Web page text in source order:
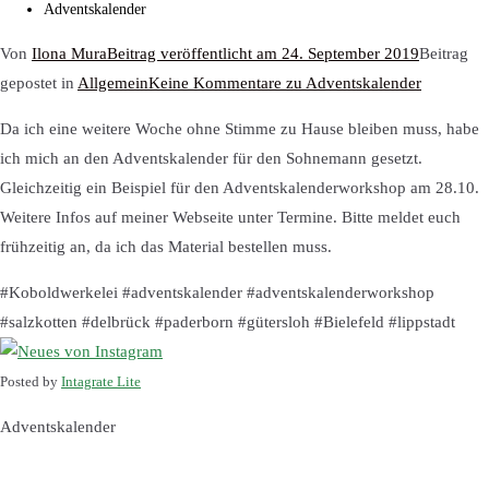
Adventskalender
Von Ilona MuraBeitrag veröffentlicht am 24. September 2019Beitrag
gepostet in AllgemeinKeine Kommentare zu Adventskalender
Da ich eine weitere Woche ohne Stimme zu Hause bleiben muss, habe
ich mich an den Adventskalender für den Sohnemann gesetzt.
Gleichzeitig ein Beispiel für den Adventskalenderworkshop am 28.10.
Weitere Infos auf meiner Webseite unter Termine. Bitte meldet euch
frühzeitig an, da ich das Material bestellen muss.
#Koboldwerkelei #adventskalender #adventskalenderworkshop
#salzkotten #delbrück #paderborn #gütersloh #Bielefeld #lippstadt
Posted by Intagrate Lite
Adventskalender